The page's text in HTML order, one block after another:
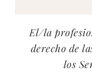
El/la
derecho de
los